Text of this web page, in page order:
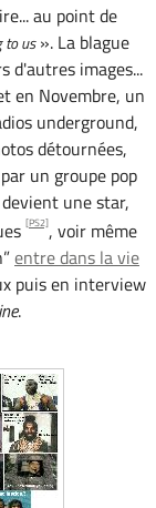
au point de
to us». La blague
d'autres images...
en Novembre, un
underground,
détournées,
un groupe pop
une star,
[PS2], voir même
entre dans la vie
puis en interview
.